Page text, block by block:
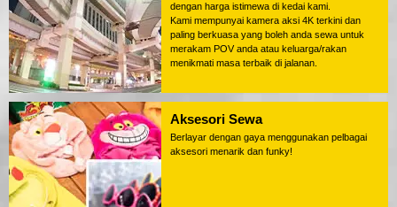
dengan harga istimewa di kedai kami.
Kami mempunyai kamera aksi 4K terkini dan
paling berkuasa yang boleh anda sewa untuk
merakam POV anda atau keluarga/rakan
menikmati masa terbaik di jalanan.
Aksesori Sewa
Berlayar dengan gaya menggunakan pelbagai
aksesori menarik dan funky!